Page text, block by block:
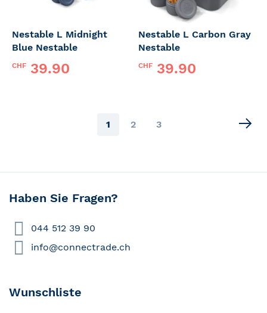
Nestable L Midnight
Blue Nestable
CHF 39.90
Nestable L Carbon Gray
Nestable
CHF 39.90
You're
page
1 Page
2 Page
3
Haben Sie Fragen?
044 512 39 90
info@connectrade.ch
Wunschliste